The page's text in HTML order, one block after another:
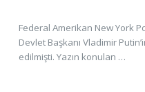
Federal Amerikan New York
Devlet Başkanı Vladimir
edilmişti. Yazın konulan …